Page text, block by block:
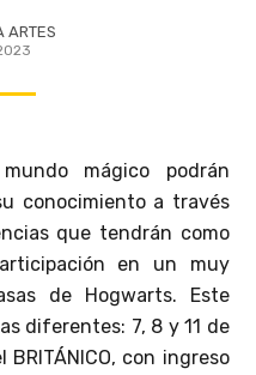
ARTES
mágico podrán
conocimiento a través
que tendrán como
en un muy
de Hogwarts. Este
diferentes: 7, 8 y 11 de
con ingreso